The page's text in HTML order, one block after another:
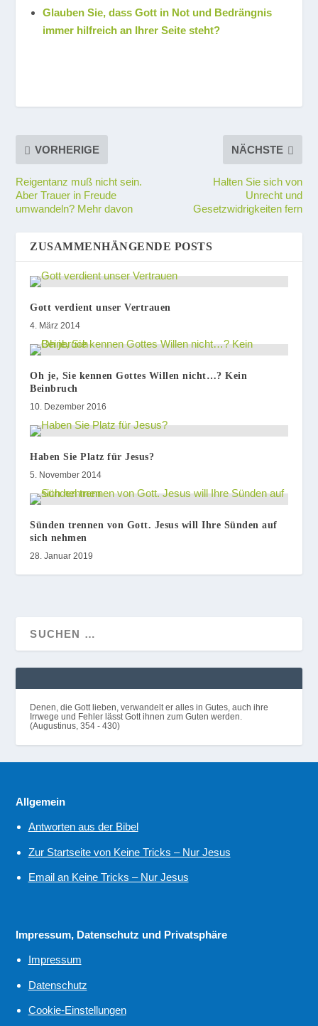
Glauben Sie, dass Gott in Not und Bedrängnis
immer hilfreich an Ihrer Seite steht?
VORHERIGE
Reigentanz muß nicht sein.
Aber Trauer in Freude
umwandeln? Mehr davon
NÄCHSTE
Halten Sie sich von
Unrecht und
Gesetzwidrigkeiten fern
ZUSAMMENHÄNGENDE POSTS
Gott verdient unser Vertrauen
4. März 2014
Oh je, Sie kennen Gottes Willen nicht…? Kein
Beinbruch
10. Dezember 2016
Haben Sie Platz für Jesus?
5. November 2014
Sünden trennen von Gott. Jesus will Ihre Sünden auf
sich nehmen
28. Januar 2019
Denen, die Gott lieben, verwandelt er alles in Gutes, auch ihre
Irrwege und Fehler lässt Gott ihnen zum Guten werden.
(Augustinus, 354 - 430)
Allgemein
Antworten aus der Bibel
Zur Startseite von Keine Tricks – Nur Jesus
Email an Keine Tricks – Nur Jesus
Impressum, Datenschutz und Privatsphäre
Impressum
Datenschutz
Cookie-Einstellungen